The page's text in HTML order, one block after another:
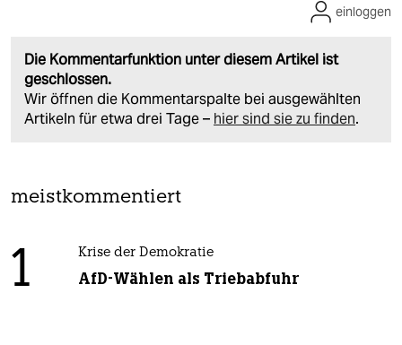
Die Kommentarfunktion unter diesem Artikel ist
geschlossen.
Wir öffnen die Kommentarspalte bei ausgewählten
Artikeln für etwa drei Tage – hier sind sie zu finden.
einloggen
meistkommentiert
1 Krise der Demokratie
AfD-Wählen als Triebabfuhr